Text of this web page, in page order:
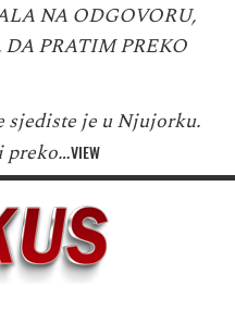
NA ODGOVORU,
PRATIM PREKO
sjediste je u Njujorku.
preko…VIEW